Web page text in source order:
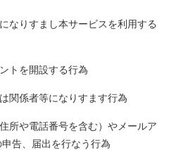
なりすまし本サービスを利用する
トを開設する行為
関係者等になりすます行為
所や電話番号を含む）やメールア
告、届出を行なう行為